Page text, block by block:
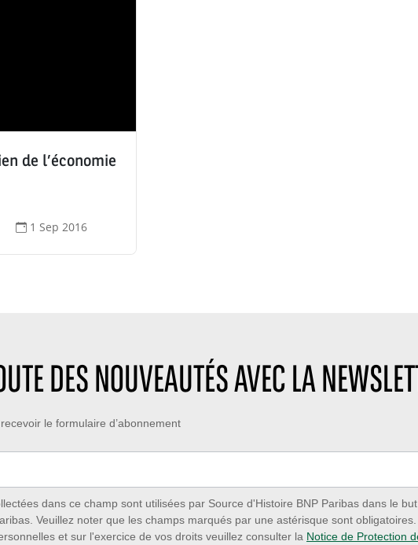
de l’économie
D
t
t
o
:
1 Sep 2016
DES NOUVEAUTÉS AVEC LA
le formulaire d’abonnement
dans ce champ sont utilisées par Source d'Histoire BNP Paribas dans le
Veuillez noter que les champs marqués par une astérisque sont
et sur l'exercice de vos droits veuillez consulter la Notice de Protection